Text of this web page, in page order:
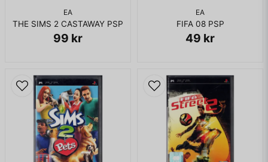
EA
THE SIMS 2 CASTAWAY PSP
99 kr
EA
FIFA 08 PSP
49 kr